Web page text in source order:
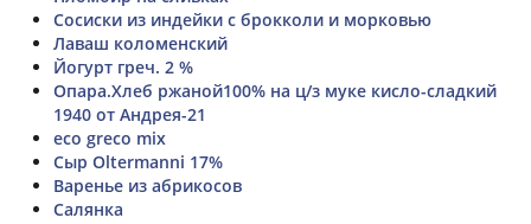
Сосиски из индейки с брокколи и морковью
Лаваш коломенский
Йогурт греч. 2 %
Опара.Хлеб ржаной100% на ц/з муке кисло-сладкий
1940 от Андрея-21
eco greco mix
Сыр Oltermanni 17%
Варенье из абрикосов
Салянка